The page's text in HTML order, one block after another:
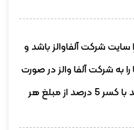
شرکت آلفاوالز باشد و
به شرکت آلفا والز در صورت
مبلغ پرداختی شما برای شما عودت خواهد شد با کسر 5 درصد از مبلغ هر